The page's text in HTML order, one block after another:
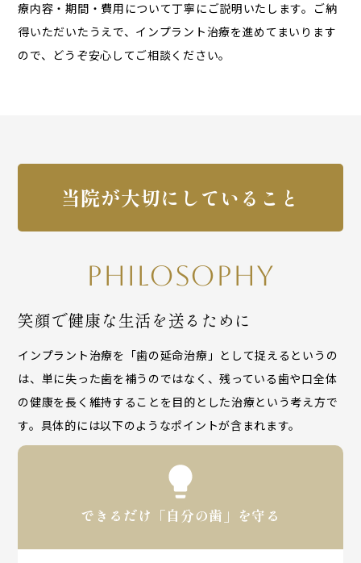
療内容・期間・費用について丁寧にご説明いたします。ご納
得いただいたうえで、インプラント治療を進めてまいります
ので、どうぞ安心してご相談ください。
当院が大切にしていること
PHILOSOPHY
笑顔で健康な生活を送るために
インプラント治療を「歯の延命治療」として捉えるというの
は、単に失った歯を補うのではなく、残っている歯や口全体
の健康を長く維持することを目的とした治療という考え方で
す。具体的には以下のようなポイントが含まれます。
できるだけ「自分の歯」を守る